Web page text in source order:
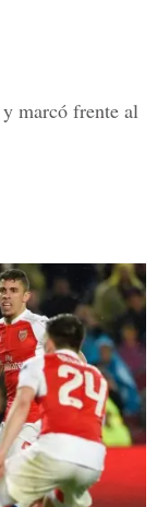
marcó frente al